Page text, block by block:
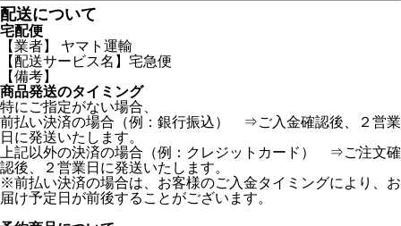
配送について
宅配便
【業者】 ヤマト運輸
【配送サービス名】宅急便
【備考】
商品発送のタイミング
特にご指定がない場合、
前払い決済の場合（例：銀行振込） ⇒ご入金確認後、２営業
日に発送いたします。
上記以外の決済の場合（例：クレジットカード） ⇒ご注文確
認後、２営業日に発送いたします。
※前払い決済の場合は、お客様のご入金タイミングにより、お
届け予定日が前後することがございます。